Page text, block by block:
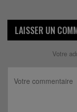
LAISSER UN
Votre